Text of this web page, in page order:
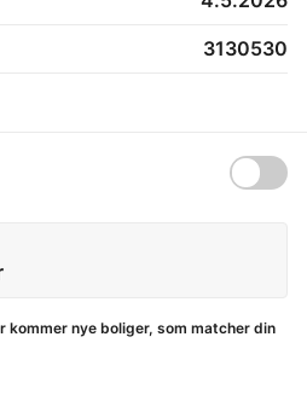
3130530
kommer nye boliger, som matcher din